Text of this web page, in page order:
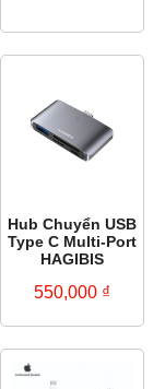
Hub Chuyển USB
Type C Multi-Port
HAGIBIS
550,000 ₫